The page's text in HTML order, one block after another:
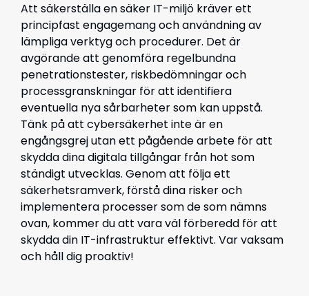
Att säkerställa en säker IT-miljö kräver ett
principfast engagemang och användning av
lämpliga verktyg och procedurer. Det är
avgörande att genomföra regelbundna
penetrationstester, riskbedömningar och
processgranskningar för att identifiera
eventuella nya sårbarheter som kan uppstå.
Tänk på att cybersäkerhet inte är en
engångsgrej utan ett pågående arbete för att
skydda dina digitala tillgångar från hot som
ständigt utvecklas. Genom att följa ett
säkerhetsramverk, förstå dina risker och
implementera processer som de som nämns
ovan, kommer du att vara väl förberedd för att
skydda din IT-infrastruktur effektivt. Var vaksam
och håll dig proaktiv!